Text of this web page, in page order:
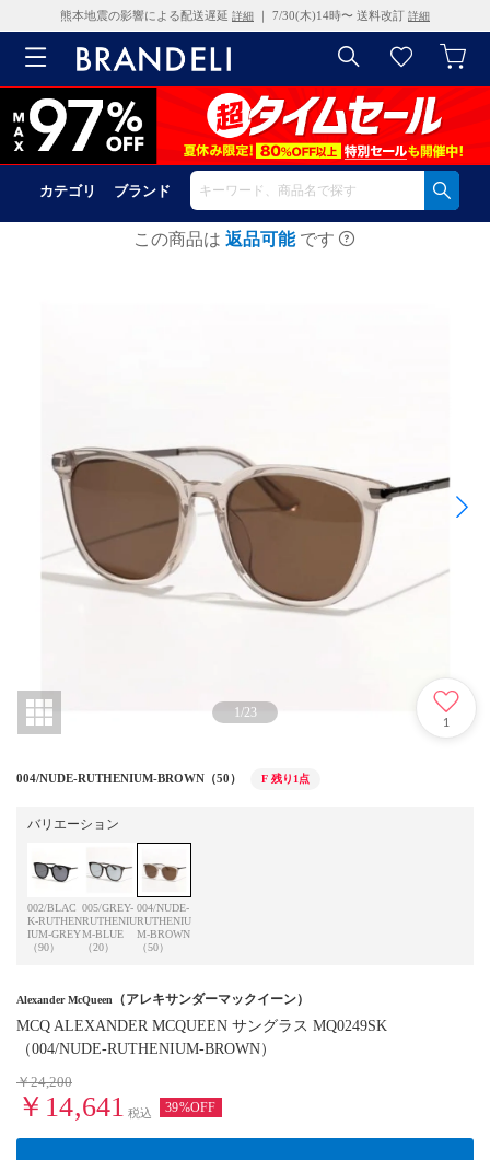
熊本地震の影響による配送遅延 詳細 ｜ 7/30(木)14時〜 送料改訂 詳細
カテゴリ ブランド
この商品は 返品可能 です
1/23
1
004/NUDE-RUTHENIUM-BROWN（50） F 残り1点
バリエーション
002/BLAC
K-RUTHEN
IUM-GREY
（90）
005/GREY-
RUTHENIU
M-BLUE
（20）
004/NUDE-
RUTHENIU
M-BROWN
（50）
Alexander McQueen （アレキサンダーマックイーン）
MCQ ALEXANDER MCQUEEN サングラス MQ0249SK
（004/NUDE-RUTHENIUM-BROWN）
￥24,200
￥14,641 税込 39%OFF